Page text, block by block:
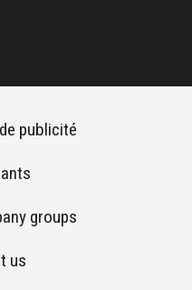
publicité
groups
us